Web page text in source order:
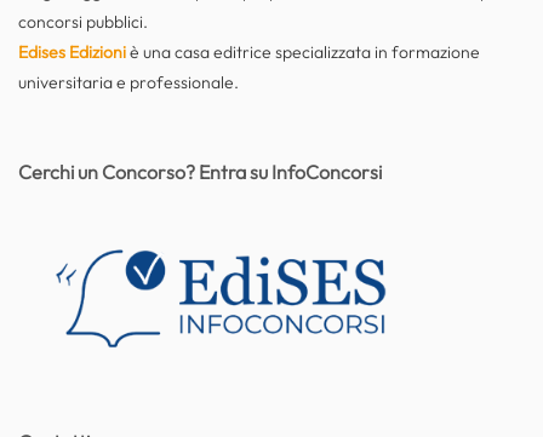
concorsi pubblici.
Edises Edizioniè una casa editrice specializzata in formazione
universitaria e professionale.
Cerchi un Concorso? Entra su InfoConcorsi